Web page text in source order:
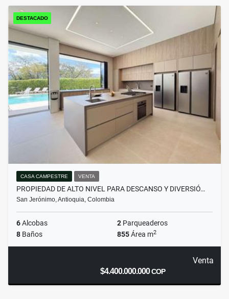
DESTACADO
CASA CAMPESTRE VENTA
PROPIEDAD DE ALTO NIVEL PARA DESCANSO Y DIVERSIÓ…
San Jerónimo, Antioquia, Colombia
6Alcobas 2 Parqueaderos
8 Baños 855Área m2
Venta
$4.400.000.000COP